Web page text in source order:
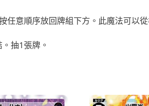
任意順序放回牌組下方。此魔法可
抽1張牌。